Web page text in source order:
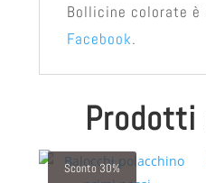
Bollicine colorate è
Facebook.
Sconto 30%